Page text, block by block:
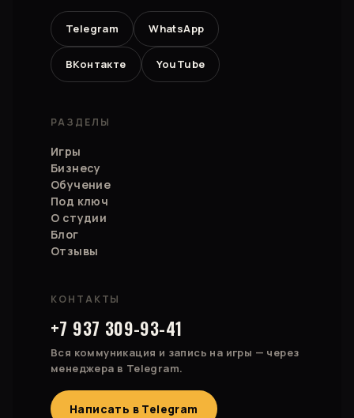
Telegram WhatsApp
ВКонтакте YouTube
РАЗДЕЛЫ
Игры
Бизнесу
Обучение
Под ключ
О студии
Блог
Отзывы
КОНТАКТЫ
+7 937 309-93-41
Вся коммуникация и запись на игры — через
менеджера в Telegram.
Написать в Telegram